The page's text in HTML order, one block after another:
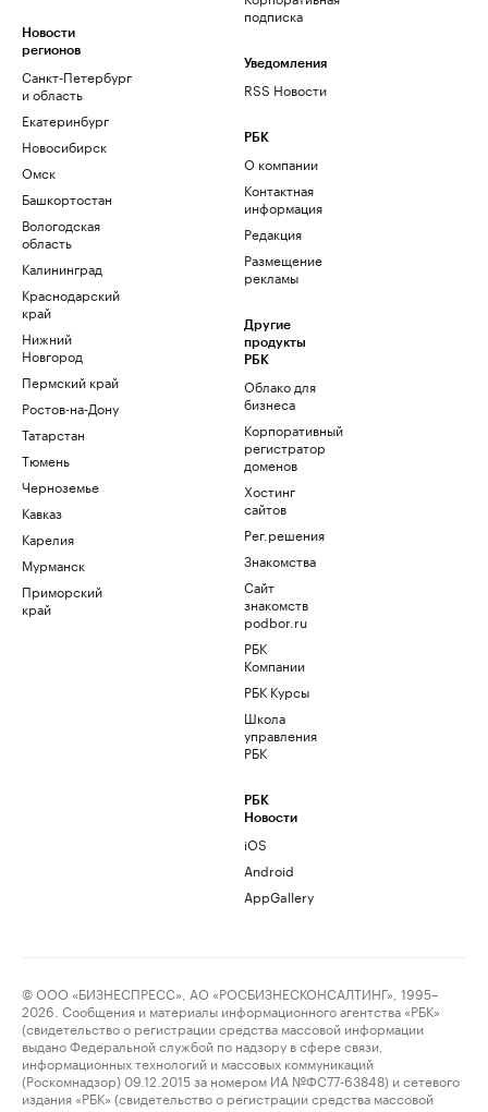
Новости
регионов
Санкт-Петербург
и область
Екатеринбург
Новосибирск
Омск
Башкортостан
Вологодская
область
Калининград
Краснодарский
край
Нижний
Новгород
Пермский край
Ростов-на-Дону
Татарстан
Тюмень
Черноземье
Кавказ
Карелия
Мурманск
Приморский
край
подписка
Уведомления
RSS Новости
РБК
О компании
Контактная
информация
Редакция
Размещение
рекламы
Другие
продукты
РБК
Облако для
бизнеса
Корпоративный
регистратор
доменов
Хостинг
сайтов
Рег.решения
Знакомства
Сайт
знакомств
podbor.ru
РБК
Компании
РБК Курсы
Школа
управления
РБК
РБК
Новости
iOS
Android
AppGallery
© ООО «БИЗНЕСПРЕСС», АО «РОСБИЗНЕСКОНСАЛТИНГ», 1995–
2026. Сообщения и материалы информационного агентства «РБК»
(свидетельство о регистрации средства массовой информации
выдано Федеральной службой по надзору в сфере связи,
информационных технологий и массовых коммуникаций
(Роскомнадзор) 09.12.2015 за номером ИА №ФС77-63848) и сетевого
издания «РБК» (свидетельство о регистрации средства массовой